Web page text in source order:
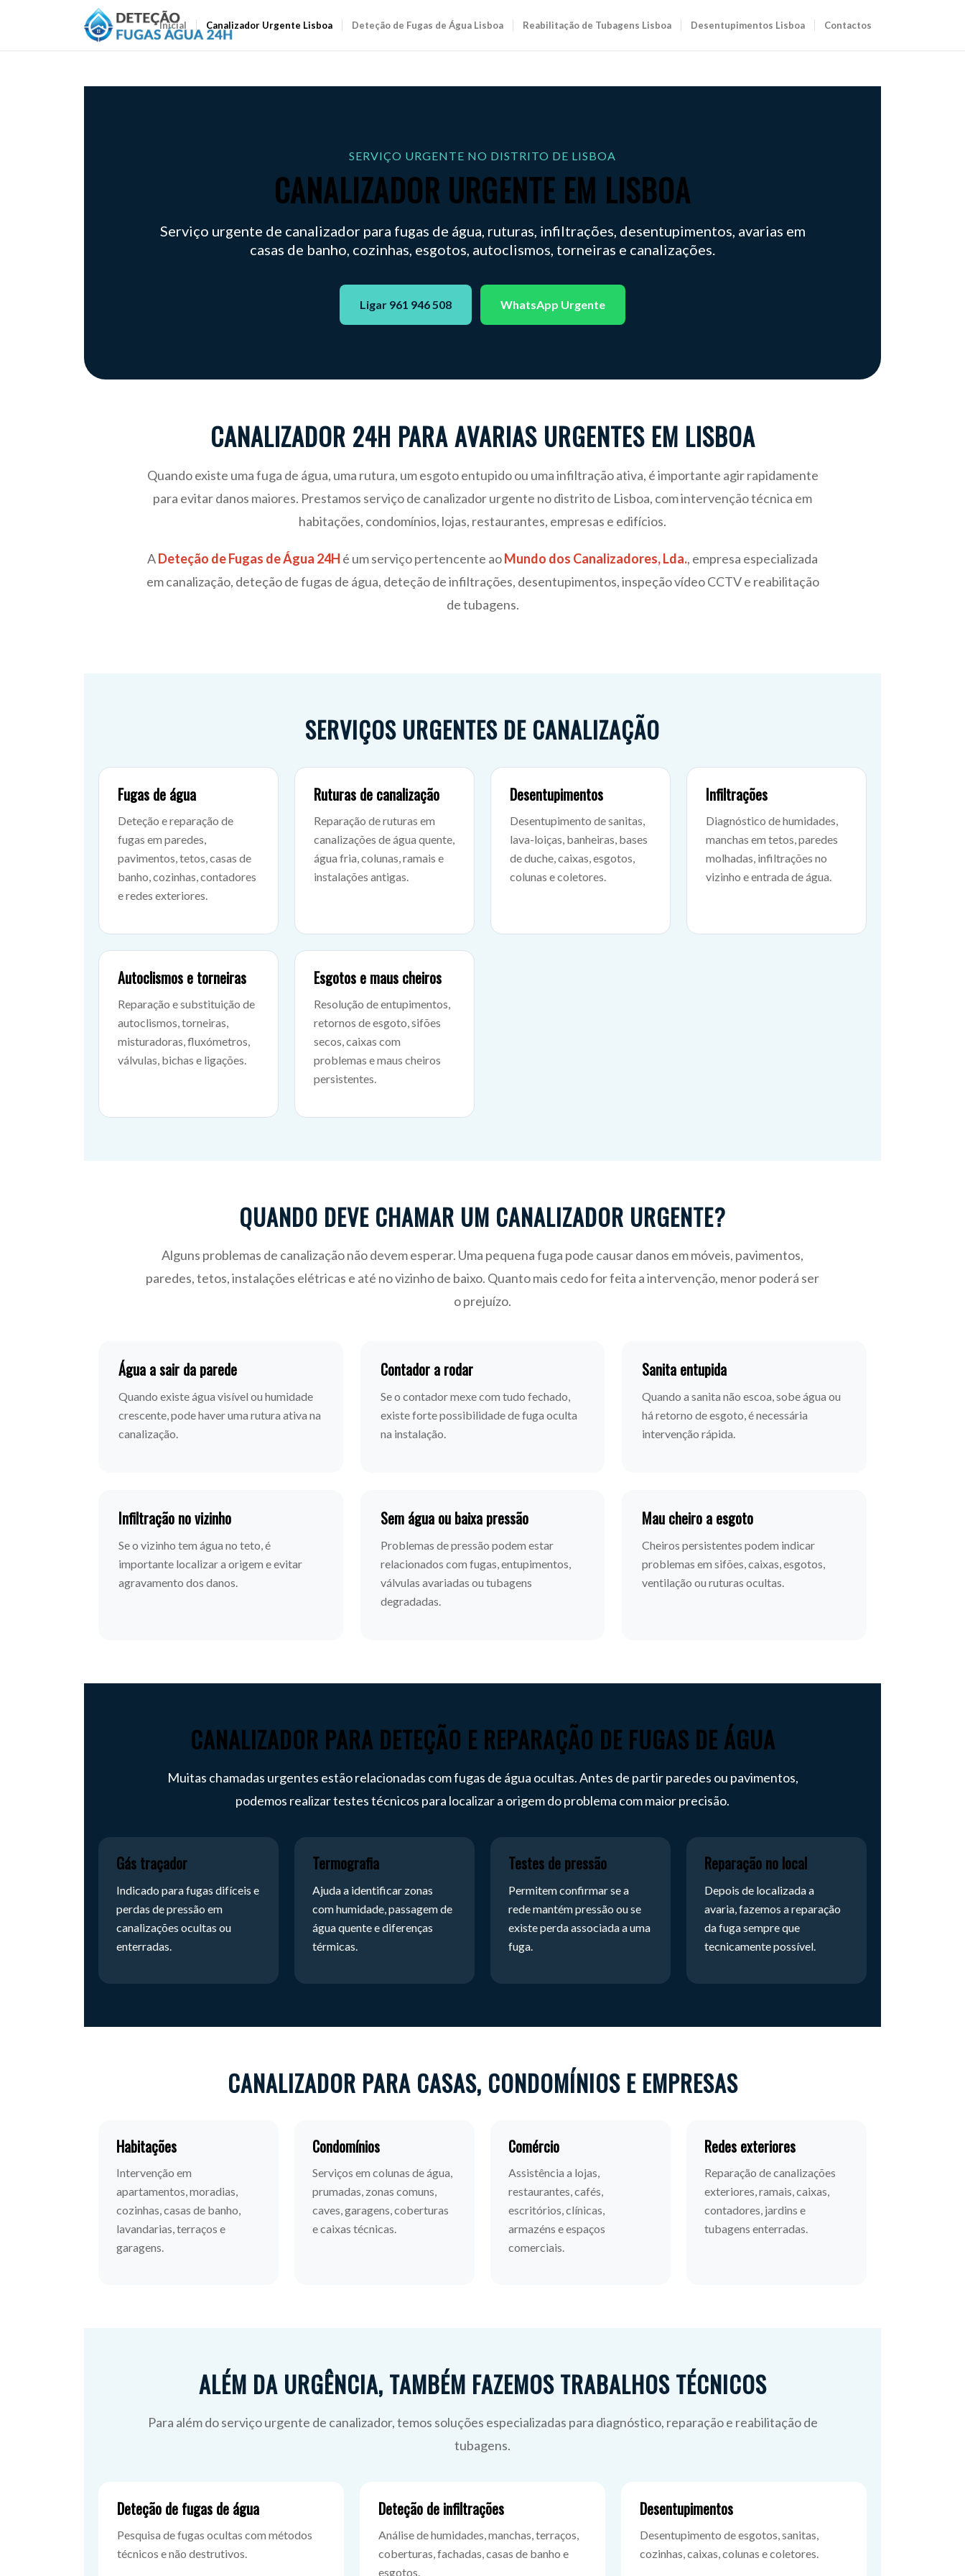
Inicial Canalizador Urgente Lisboa Deteção de Fugas de Água Lisboa Reabilitação de Tubagens Lisboa Desentupimentos Lisboa Contactos
SERVIÇO URGENTE NO DISTRITO DE LISBOA
CANALIZADOR URGENTE EM LISBOA
Serviço urgente de canalizador para fugas de água, ruturas, infiltrações, desentupimentos, avarias em
casas de banho, cozinhas, esgotos, autoclismos, torneiras e canalizações.
Ligar 961 946 508 WhatsApp Urgente
CANALIZADOR 24H PARA AVARIAS URGENTES EM LISBOA
Quando existe uma fuga de água, uma rutura, um esgoto entupido ou uma infiltração ativa, é importante agir rapidamente
para evitar danos maiores. Prestamos serviço de canalizador urgente no distrito de Lisboa, com intervenção técnica em
habitações, condomínios, lojas, restaurantes, empresas e edifícios.
ADeteção de Fugas de Água 24H é um serviço pertencente aoMundo dos Canalizadores, Lda., empresa especializada
em canalização, deteção de fugas de água, deteção de infiltrações, desentupimentos, inspeção vídeo CCTV e reabilitação
de tubagens.
SERVIÇOS URGENTES DE CANALIZAÇÃO
Fugas de água
Deteção e reparação de
fugas em paredes,
pavimentos, tetos, casas de
banho, cozinhas, contadores
e redes exteriores.
Ruturas de canalização
Reparação de ruturas em
canalizações de água quente,
água fria, colunas, ramais e
instalações antigas.
Desentupimentos
Desentupimento de sanitas,
lava-loiças, banheiras, bases
de duche, caixas, esgotos,
colunas e coletores.
Infiltrações
Diagnóstico de humidades,
manchas em tetos, paredes
molhadas, infiltrações no
vizinho e entrada de água.
Autoclismos e torneiras
Reparação e substituição de
autoclismos, torneiras,
misturadoras, fluxómetros,
válvulas, bichas e ligações.
Esgotos e maus cheiros
Resolução de entupimentos,
retornos de esgoto, sifões
secos, caixas com
problemas e maus cheiros
persistentes.
QUANDO DEVE CHAMAR UM CANALIZADOR URGENTE?
Alguns problemas de canalização não devem esperar. Uma pequena fuga pode causar danos em móveis, pavimentos,
paredes, tetos, instalações elétricas e até no vizinho de baixo. Quanto mais cedo for feita a intervenção, menor poderá ser
o prejuízo.
Água a sair da parede
Quando existe água visível ou humidade
crescente, pode haver uma rutura ativa na
canalização.
Contador a rodar
Se o contador mexe com tudo fechado,
existe forte possibilidade de fuga oculta
na instalação.
Sanita entupida
Quando a sanita não escoa, sobe água ou
há retorno de esgoto, é necessária
intervenção rápida.
Infiltração no vizinho
Se o vizinho tem água no teto, é
importante localizar a origem e evitar
agravamento dos danos.
Sem água ou baixa pressão
Problemas de pressão podem estar
relacionados com fugas, entupimentos,
válvulas avariadas ou tubagens
degradadas.
Mau cheiro a esgoto
Cheiros persistentes podem indicar
problemas em sifões, caixas, esgotos,
ventilação ou ruturas ocultas.
CANALIZADOR PARA DETEÇÃO E REPARAÇÃO DE FUGAS DE ÁGUA
Muitas chamadas urgentes estão relacionadas com fugas de água ocultas. Antes de partir paredes ou pavimentos,
podemos realizar testes técnicos para localizar a origem do problema com maior precisão.
Gás traçador
Indicado para fugas difíceis e
perdas de pressão em
canalizações ocultas ou
enterradas.
Termografia
Ajuda a identificar zonas
com humidade, passagem de
água quente e diferenças
térmicas.
Testes de pressão
Permitem confirmar se a
rede mantém pressão ou se
existe perda associada a uma
fuga.
Reparação no local
Depois de localizada a
avaria, fazemos a reparação
da fuga sempre que
tecnicamente possível.
CANALIZADOR PARA CASAS, CONDOMÍNIOS E EMPRESAS
Habitações
Intervenção em
apartamentos, moradias,
cozinhas, casas de banho,
lavandarias, terraços e
garagens.
Condomínios
Serviços em colunas de água,
prumadas, zonas comuns,
caves, garagens, coberturas
e caixas técnicas.
Comércio
Assistência a lojas,
restaurantes, cafés,
escritórios, clínicas,
armazéns e espaços
comerciais.
Redes exteriores
Reparação de canalizações
exteriores, ramais, caixas,
contadores, jardins e
tubagens enterradas.
ALÉM DA URGÊNCIA, TAMBÉM FAZEMOS TRABALHOS TÉCNICOS
Para além do serviço urgente de canalizador, temos soluções especializadas para diagnóstico, reparação e reabilitação de
tubagens.
Deteção de fugas de água
Pesquisa de fugas ocultas com métodos
técnicos e não destrutivos.
Deteção de infiltrações
Análise de humidades, manchas, terraços,
coberturas, fachadas, casas de banho e
esgotos.
Desentupimentos
Desentupimento de esgotos, sanitas,
cozinhas, caixas, colunas e coletores.